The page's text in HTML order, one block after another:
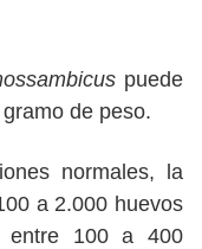
puede
de peso.
normales, la
a 2.000 huevos
100 a 400